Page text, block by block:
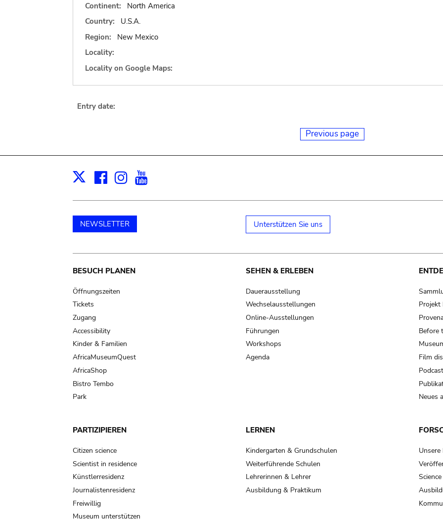
Continent:
North America
Country:
U.S.A.
Region:
New Mexico
Locality:
Locality on Google Maps:
Entry date:
Previous page
X Facebook
Instagram
NEWSLETTER Unterstützen Sie uns
Main
navigation
BESUCH PLANEN
Öffnungszeiten
Tickets
Zugang
Accessibility
Kinder & Familien
AfricaMuseumQuest
AfricaShop
Bistro Tembo
Park
SEHEN & ERLEBEN
Dauerausstellung
Wechselausstellungen
Online-Ausstellungen
Führungen
Workshops
Agenda
Projekt
Before
Film
Neues
PARTIZIPIEREN
Citizen science
Scientist in residence
Künstlerresidenz
Journalistenresidenz
Freiwillig
Museum unterstützen
LERNEN
Kindergarten & Grundschulen
Weiterführende Schulen
Lehrerinnen & Lehrer
Ausbildung & Praktikum